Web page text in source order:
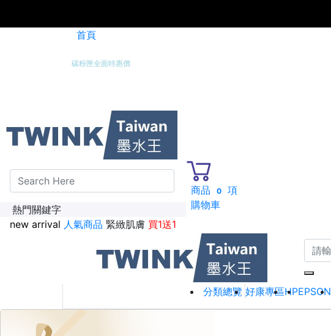
首頁
碳粉匣全面特惠價
新加入會員送紅利金100點
熱門關鍵字
new arrival 人氣商品 緊緻肌膚 買1送1
商品 0
項
購物車
分類總覽 好康專區HPEPSON